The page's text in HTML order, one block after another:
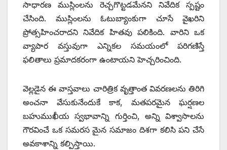
సాధారణ ముస్లింలను రెచ్చగొట్టడమేనని నివేదిక స్పష్టం
చేసింది. ముస్లింలను ఓటుబ్యాంకుగా చూసే వైఖరిని
ప్రోత్సహించరాదని నివేదిక హితవు పలికింది. వారిని ఒక
వ్యాపార వస్తువుగా ఎన్నికల సమయంలో పరిగణిస్తే
ఫలితాలు ప్రమాదకరంగా ఉంటాయని హెచ్చరించింది.
వెల్లడైన ఈ వాస్తవాలు చారిత్రిక వృత్తాంత వివరణలను తిరిగి
అంచనా వేసుకునేందుకే కాక, మతపరమైన ఘర్షణల
బహుముఖీయ స్వభావాన్ని గుర్తించి, అన్ని విశ్వాసాలను
గౌరవించే ఒక సమరస మైన సమాజం దిశగా కలిసి పని చేసే
అవకాశాన్ని కల్పిస్తాయి.